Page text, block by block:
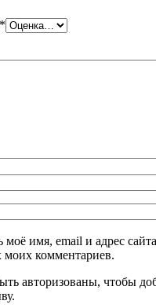
*
моё имя, email и адрес
комментариев.
авторизованы, чтобы